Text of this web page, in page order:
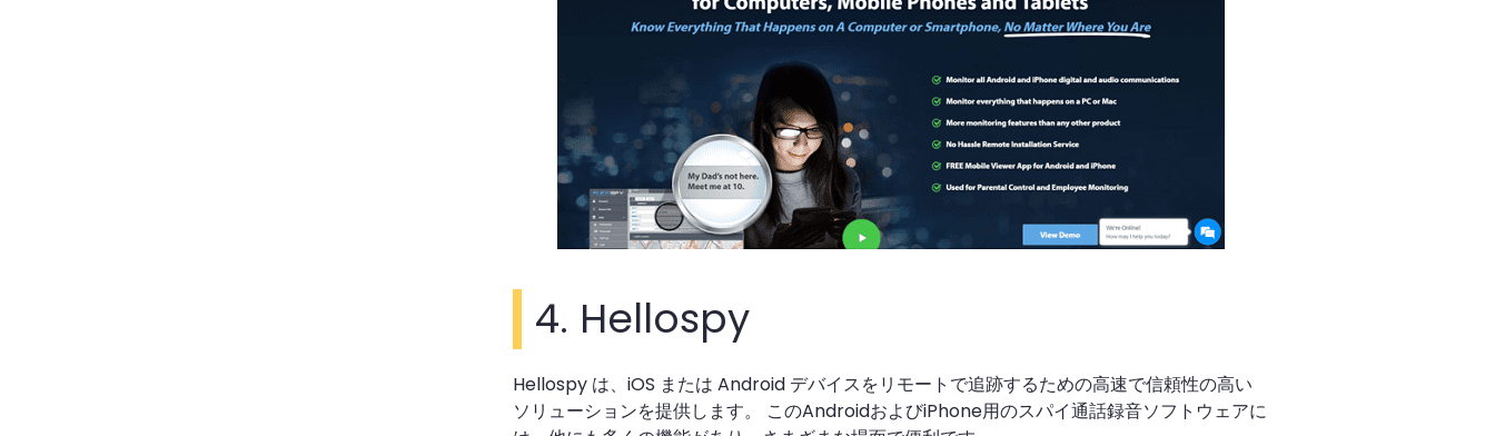
4. Hellospy
Hellospy は、iOS または Android デバイスをリモートで追跡するための高速で信頼性の高い
ソリューションを提供します。 このAndroidおよびiPhone用のスパイ通話録音ソフトウェアに